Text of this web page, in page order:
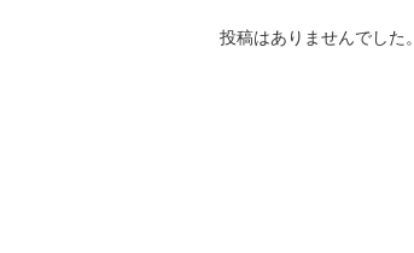
投稿はありませんでした。